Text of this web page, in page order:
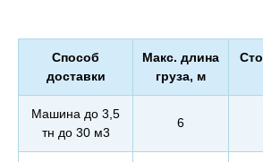
Способ
доставки
Макс. длина
груза, м
Машина до 3,5
тн до 30 м3
6